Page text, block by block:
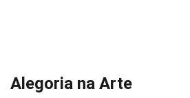
Alegoria na Arte